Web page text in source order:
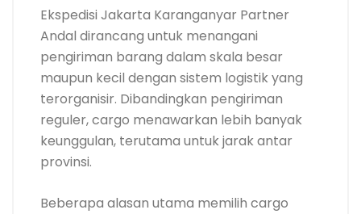
Ekspedisi Jakarta Karanganyar Partner
Andal dirancang untuk menangani
pengiriman barang dalam skala besar
maupun kecil dengan sistem logistik yang
terorganisir. Dibandingkan pengiriman
reguler, cargo menawarkan lebih banyak
keunggulan, terutama untuk jarak antar
provinsi.
Beberapa alasan utama memilih cargo